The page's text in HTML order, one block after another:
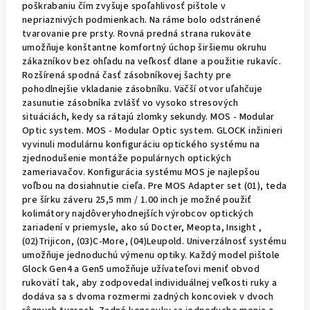
poškrabaniu čím zvyšuje spoľahlivosť pištole v
nepriaznivých podmienkach. Na ráme bolo odstránené
tvarovanie pre prsty. Rovná predná strana rukoväte
umožňuje konštantne komfortný úchop širšiemu okruhu
zákazníkov bez ohľadu na veľkosť dlane a použitie rukavíc.
Rozšírená spodná časť zásobníkovej šachty pre
pohodlnejšie vkladanie zásobníku. Väčší otvor uľahčuje
zasunutie zásobníka zvlášť vo vysoko stresových
situáciách, kedy sa rátajú zlomky sekundy. MOS - Modular
Optic system. MOS - Modular Optic system. GLOCK inžinieri
vyvinuli modulárnu konfiguráciu optického systému na
zjednodušenie montáže populárnych optických
zameriavačov. Konfigurácia systému MOS je najlepšou
voľbou na dosiahnutie cieľa. Pre MOS Adapter set (01), teda
pre šírku záveru 25,5 mm / 1.00 inch je možné použiť
kolimátory najdôveryhodnejších výrobcov optických
zariadení v priemysle, ako sú Docter, Meopta, Insight ,
(02)Trijicon, (03)C-More, (04)Leupold. Univerzálnosť systému
umožňuje jednoduchú výmenu optiky. Každý model pištole
Glock Gen4 a Gen5 umožňuje užívateľovi meniť obvod
rukovätí tak, aby zodpovedal individuálnej veľkosti ruky a
dodáva sa s dvoma rozmermi zadných koncoviek v dvoch